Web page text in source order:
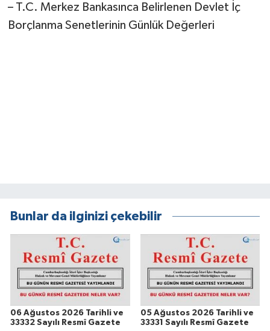
– T.C. Merkez Bankasınca Belirlenen Devlet İç
Borçlanma Senetlerinin Günlük Değerleri
Bunlar da ilginizi çekebilir
06 Ağustos 2026 Tarihli ve
33332 Sayılı Resmî Gazete
05 Ağustos 2026 Tarihli ve
33331 Sayılı Resmî Gazete